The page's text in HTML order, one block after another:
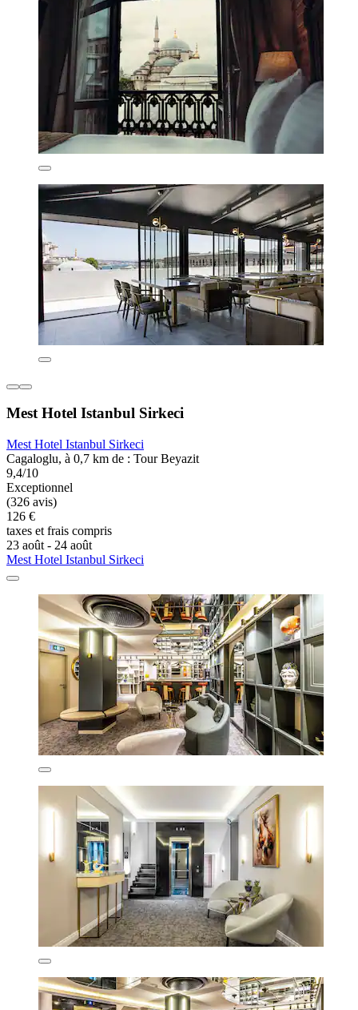
Mest Hotel Istanbul Sirkeci
Mest Hotel Istanbul Sirkeci
Cagaloglu, à 0,7 km de : Tour Beyazit
9,4/10
Exceptionnel
(326 avis)
126 €
taxes et frais compris
23 août - 24 août
Mest Hotel Istanbul Sirkeci